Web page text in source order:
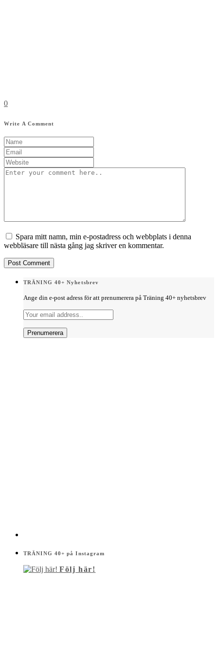
0
Write A Comment
Spara mitt namn, min e-postadress och webbplats i denna
webbläsare till nästa gång jag skriver en kommentar.
TRÄNING 40+ Nyhetsbrev
Ange din e-post adress för att prenumerera på Träning 40+ nyhetsbrev
TRÄNING 40+ på Instagram
Följ här!